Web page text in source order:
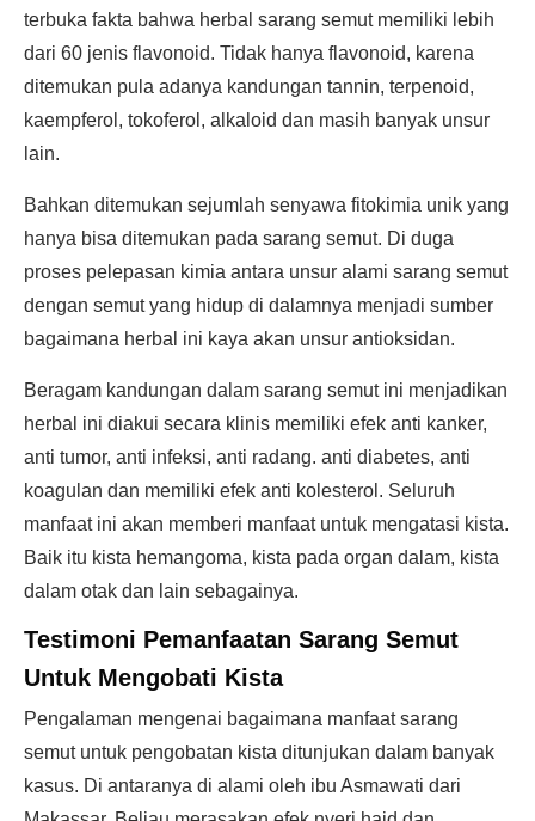
terbuka fakta bahwa herbal sarang semut memiliki lebih
dari 60 jenis flavonoid. Tidak hanya flavonoid, karena
ditemukan pula adanya kandungan tannin, terpenoid,
kaempferol, tokoferol, alkaloid dan masih banyak unsur
lain.
Bahkan ditemukan sejumlah senyawa fitokimia unik yang
hanya bisa ditemukan pada sarang semut. Di duga
proses pelepasan kimia antara unsur alami sarang semut
dengan semut yang hidup di dalamnya menjadi sumber
bagaimana herbal ini kaya akan unsur antioksidan.
Beragam kandungan dalam sarang semut ini menjadikan
herbal ini diakui secara klinis memiliki efek anti kanker,
anti tumor, anti infeksi, anti radang. anti diabetes, anti
koagulan dan memiliki efek anti kolesterol. Seluruh
manfaat ini akan memberi manfaat untuk mengatasi kista.
Baik itu kista hemangoma, kista pada organ dalam, kista
dalam otak dan lain sebagainya.
Testimoni Pemanfaatan Sarang Semut
Untuk Mengobati Kista
Pengalaman mengenai bagaimana manfaat sarang
semut untuk pengobatan kista ditunjukan dalam banyak
kasus. Di antaranya di alami oleh ibu Asmawati dari